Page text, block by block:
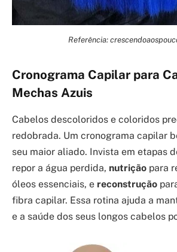
Referência:
Cronograma Capilar para
Mechas Azuis
Cabelos descoloridos e coloridos
redobrada. Um cronograma capilar
seu maior aliado. Invista em etapas
repor a água perdida, nutrição para
óleos essenciais, e reconstrução
fibra capilar. Essa rotina ajuda a
e a saúde dos seus longos cabelos